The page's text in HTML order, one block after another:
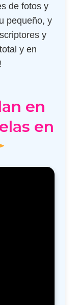
de fotos y
pequeño, y
y
y en
en
en